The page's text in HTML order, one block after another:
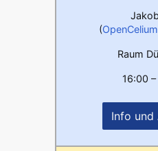
(
Raum
16:00
Info und